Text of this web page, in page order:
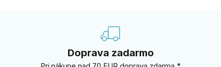
Doprava zadarmo